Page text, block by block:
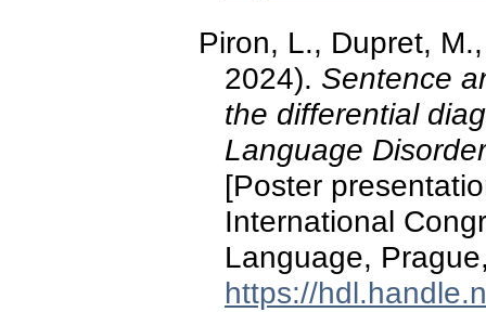
Piron, L., Dupret,
2024). Sentence
the differential
Language
[Poster
International
Language,
https://